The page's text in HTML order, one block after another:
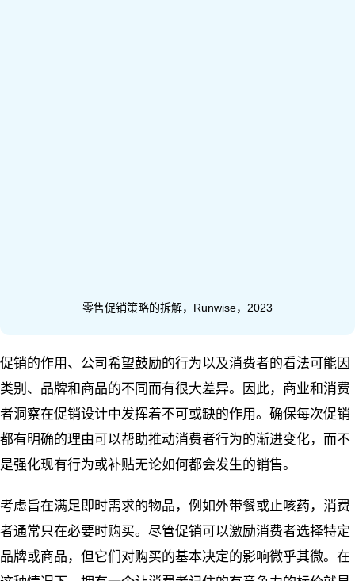
零售促销策略的拆解，Runwise，2023
促销的作用、公司希望鼓励的行为以及消费者的看法可能因
类别、品牌和商品的不同而有很大差异。因此，商业和消费
者洞察在促销设计中发挥着不可或缺的作用。确保每次促销
都有明确的理由可以帮助推动消费者行为的渐进变化，而不
是强化现有行为或补贴无论如何都会发生的销售。
考虑旨在满足即时需求的物品，例如外带餐或止咳药，消费
者通常只在必要时购买。尽管促销可以激励消费者选择特定
品牌或商品，但它们对购买的基本决定的影响微乎其微。在